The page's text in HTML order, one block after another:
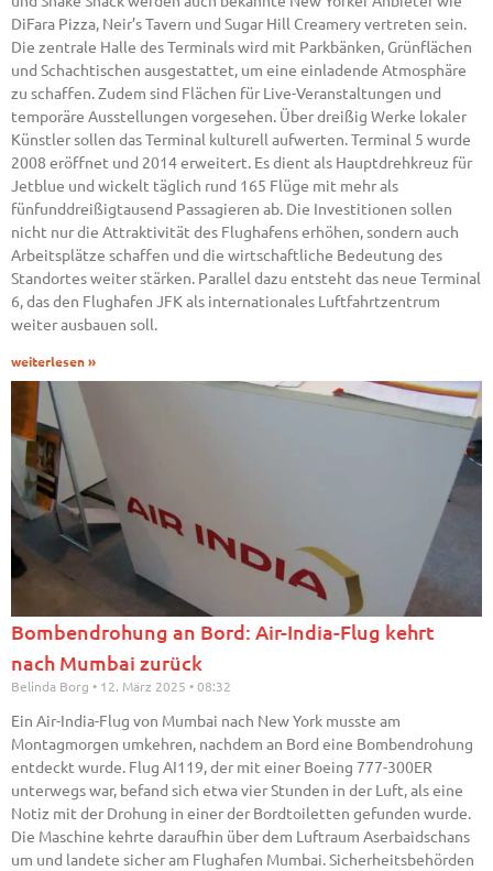
DiFara Pizza, Neir’s Tavern und Sugar Hill Creamery vertreten sein.
Die zentrale Halle des Terminals wird mit Parkbänken, Grünflächen
und Schachtischen ausgestattet, um eine einladende Atmosphäre
zu schaffen. Zudem sind Flächen für Live-Veranstaltungen und
temporäre Ausstellungen vorgesehen. Über dreißig Werke lokaler
Künstler sollen das Terminal kulturell aufwerten. Terminal 5 wurde
2008 eröffnet und 2014 erweitert. Es dient als Hauptdrehkreuz für
Jetblue und wickelt täglich rund 165 Flüge mit mehr als
fünfunddreißigtausend Passagieren ab. Die Investitionen sollen
nicht nur die Attraktivität des Flughafens erhöhen, sondern auch
Arbeitsplätze schaffen und die wirtschaftliche Bedeutung des
Standortes weiter stärken. Parallel dazu entsteht das neue Terminal
6, das den Flughafen JFK als internationales Luftfahrtzentrum
weiter ausbauen soll.
weiterlesen »
Bombendrohung an Bord: Air-India-Flug kehrt
nach Mumbai zurück
Belinda Borg 12. März 2025 08:32
Ein Air-India-Flug von Mumbai nach New York musste am
Montagmorgen umkehren, nachdem an Bord eine Bombendrohung
entdeckt wurde. Flug AI119, der mit einer Boeing 777-300ER
unterwegs war, befand sich etwa vier Stunden in der Luft, als eine
Notiz mit der Drohung in einer der Bordtoiletten gefunden wurde.
Die Maschine kehrte daraufhin über dem Luftraum Aserbaidschans
um und landete sicher am Flughafen Mumbai. Sicherheitsbehörden